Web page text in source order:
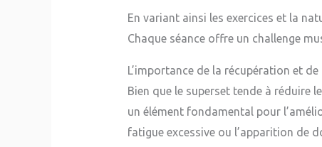
En variant ainsi les exercices et la
Chaque séance offre un challenge
L’importance de la récupération et
Bien que le superset tende à réduire
un élément fondamental pour
fatigue excessive ou l’apparition de